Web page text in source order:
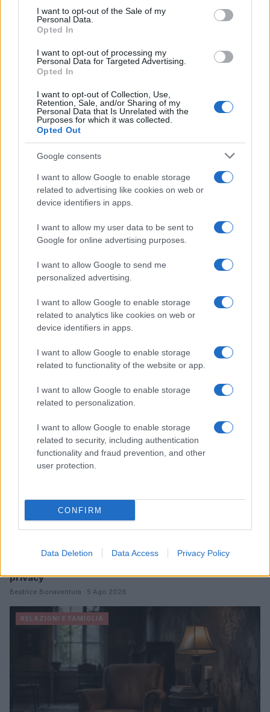
consent section.
I want to opt-out of the Sale of my
Personal Data.
Opted In
I want to opt-out of processing my
Personal Data for Targeted Advertising.
Opted In
I want to opt-out of Collection, Use,
Retention, Sale, and/or Sharing of my
Personal Data that Is Unrelated with the
Purposes for which it was collected.
Opted Out
Google consents
I want to allow Google to enable storage
related to advertising like cookies on web or
device identifiers in apps.
I want to allow my user data to be sent to
Google for online advertising purposes.
I want to allow Google to send me
personalized advertising.
I want to allow Google to enable storage
related to analytics like cookies on web or
device identifiers in apps.
I want to allow Google to enable storage
related to functionality of the website or app.
I want to allow Google to enable storage
related to personalization.
I want to allow Google to enable storage
related to security, including authentication
functionality and fraud prevention, and other
user protection.
CONFIRM
Data Deletion Data Access Privacy Policy
AiAdhubMedia
Continua a leggere
privacy
Beatrice Bonaventura · 5 Ago 2026
RELAZIONI E FAMIGLIA